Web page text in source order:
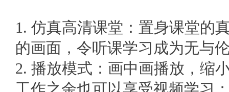
1. 仿真高清课堂：置身课堂的
的画面，令听课学习成为无与
2. 播放模式：画中画播放，缩